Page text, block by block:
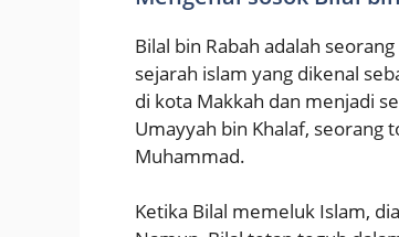
Bilal bin Rabah adalah
sejarah islam yang dikenal
di kota Makkah dan menjadi
Umayyah bin Khalaf, seorang
Muhammad.
Ketika Bilal memeluk Islam,